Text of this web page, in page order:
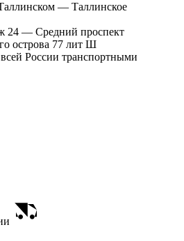
— Таллинское
24 — Средний проспект
острова 77 лит Ш
России транспортными